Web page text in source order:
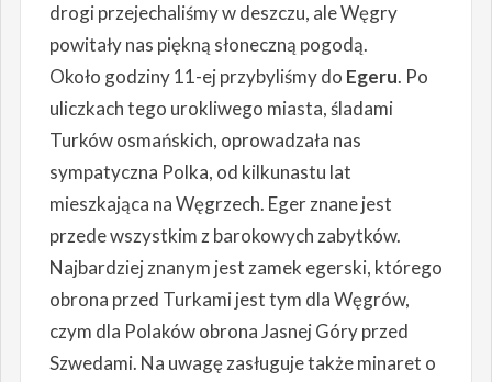
drogi przejechaliśmy w deszczu, ale Węgry
powitały nas piękną słoneczną pogodą.
Około godziny 11-ej przybyliśmy do Egeru. Po
uliczkach tego urokliwego miasta, śladami
Turków osmańskich, oprowadzała nas
sympatyczna Polka, od kilkunastu lat
mieszkająca na Węgrzech. Eger znane jest
przede wszystkim z barokowych zabytków.
Najbardziej znanym jest zamek egerski, którego
obrona przed Turkami jest tym dla Węgrów,
czym dla Polaków obrona Jasnej Góry przed
Szwedami. Na uwagę zasługuje także minaret o